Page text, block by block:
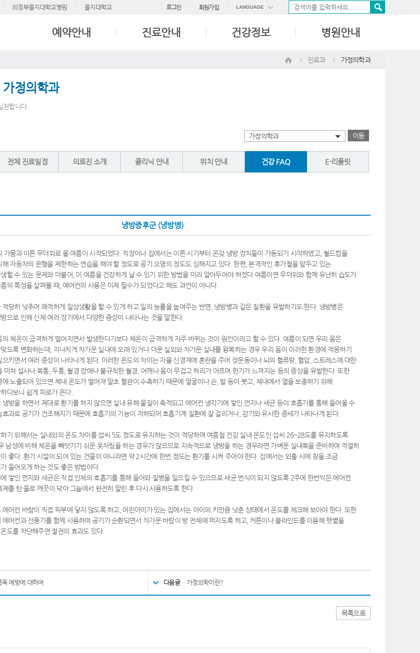
의정부을지대학교병원 을지대학교 로그인 회원가입 LANGUAGE
中國語
예약안내 진료안내 건강정보 병원안내
진료과 가정의학과
가정의학과
천합니다.
가정의학과 이동
전체 진료일정 의료진 소개 클리닉 안내 위치 안내 건강 FAQ E-리플릿
냉방증후군 (냉방병)
가뭄과 이른 무더위로 올 여름이 시작되었다. 직장이나 집에서는 이른 시기부터 온갖 냉방 장치들이 가동되기 시작하였고, 월드컵을
해 자동차의 운행을 제한하는 연습을 해야 할 정도로 공기 오염의 정도도 심해지고 있다. 한편, 본격적인 휴가철을 앞두고 있는
할 수 있는 문제와 더불어, 이 여름을 건강하게 날 수 있기 위한 방법을 미리 알아두어야 하겠다.여름이면 무더위와 함께 유난히 습도가
의 특성을 살펴볼 때, 에어컨의 사용은 이제 필수가 되었다고 해도 과언이 아니다.
당히 낮추어 쾌적하게 일상생활을 할 수 있게 하고 일의 능률을 높여주는 반면, 냉방병과 같은 질환을 유발하기도 한다. 냉방병은
으로 인해 신체 여러 장기에서 다양한 증상이 나타나는 것을 말한다.
체온이 급격하게 떨어지면서 발생한다기보다 체온이 급격하게 자주 바뀌는 것이 원인이라고 할 수 있다. 여름이 되면 우리 몸은
도록 변화하는데, 지나치게 차가운 실내에 오래 있거나 더운 실외와 차가운 실내를 왕복하는 경우 우리 몸이 이러한 환경에 적응하기
키면서 여러 증상이 나타나게 된다. 이러한 온도의 차이는 자율 신경계에 혼란을 주어 장운동이나 뇌의 혈류량, 혈압, 스트레스에 대한
미쳐 설사나 복통, 두통, 월경 장애나 불규칙한 월경, 어깨나 몸이 무겁고 허리가 아프며 한기가 느껴지는 등의 증상을 유발한다. 또한
에 노출되어 있으면 체내 온도가 떨어져 말초 혈관이 수축하기 때문에 얼굴이나 손, 발 등이 붓고, 체내에서 열을 보충하기 위해
다보니 쉽게 피로가 온다.
냉방을 하면서 제대로 환기를 하지 않으면 실내 유해 물질이 축적되고 에어컨 냉각기에 쌓인 먼지나 세균 등이 호흡기를 통해 들어올 수
과로 공기가 건조해지기 때문에 호흡기의 기능이 저하되어 호흡기계 질환에 잘 걸리거나, 감기와 유사한 증세가 나타나게 된다.
기 위해서는 실내외의 온도 차이를 섭씨 5도 정도로 유지하는 것이 적당하며 여름철 건강 실내 온도인 섭씨 26~28도를 유지하도록
남성에 비해 체온을 빼앗기기 쉬운 옷차림을 하는 경우가 많으므로 지속적으로 냉방을 하는 경우라면 가벼운 실내복을 준비하여 적절히
좋다. 환기 시설이 되어 있는 건물이 아니라면 약 2시간에 한번 정도는 환기를 시켜 주어야 한다. 집에서는 외출 시에 창을 조금
들어오게 하는 것도 좋은 방법이다.
쌓인 먼지와 세균은 직접 인체의 호흡기를 통해 들어와 질병을 일으킬 수 있으므로 세균 번식이 되지 않도록 2주에 한번씩은 에어컨
를 탄 물로 깨끗이 닦아 그늘에서 완전히 말린 후 다시 사용하도록 한다.
어컨 바람이 직접 피부에 닿지 않도록 하고, 어린아이가 있는 집에서는 아이의 키만큼 낮춘 상태에서 온도를 체크해 보아야 한다. 또한
에어컨과 선풍기를 함께 사용하여 공기가 순환되면서 차가운 바람이 방 전체에 퍼지도록 하고, 커튼이나 블라인드를 이용해 햇볕을
도를 차단해주면 절전의 효과도 있다.
독 예방에 대하여 다음글 가정의학이란?
목록으로